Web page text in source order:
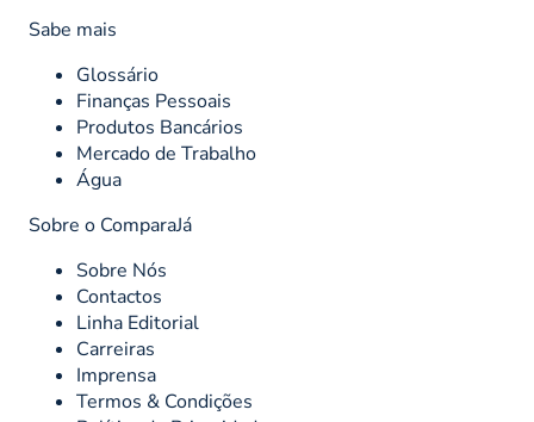
Sabe mais
Glossário
Finanças Pessoais
Produtos Bancários
Mercado de Trabalho
Água
Sobre o ComparaJá
Sobre Nós
Contactos
Linha Editorial
Carreiras
Imprensa
Termos & Condições